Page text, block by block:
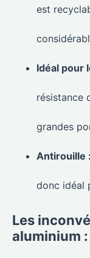
est
Idéal pour
résistance
grandes
Antirouille :
donc idéal
Les
aluminium :